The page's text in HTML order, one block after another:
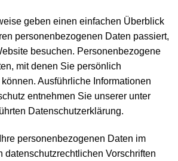
geben einen einfachen Überblick
personenbezogenen Daten passiert,
besuchen. Personenbezogene
mit denen Sie persönlich
Ausführliche Informationen
entnehmen Sie unserer unter
Datenschutzerklärung.
personenbezogenen Daten im
datenschutzrechtlichen Vorschriften